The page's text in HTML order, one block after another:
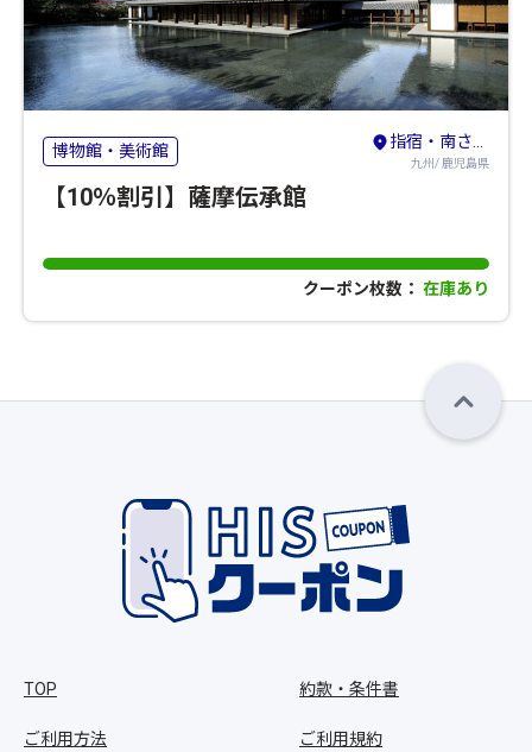
博物館・美術館 指宿・南さつま
九州/ 鹿児島県
【10％割引】薩摩伝承館
クーポン枚数： 在庫あり
TOP
ご利用方法
約款・条件書
ご利用規約